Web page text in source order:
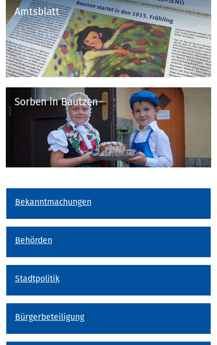
Amtsblatt
Sorben in Bautzen
Bekanntmachungen
Behörden
Stadtpolitik
Bürgerbeteiligung